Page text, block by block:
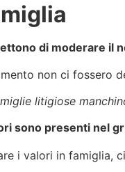
di moderare il
non ci fossero
litigiose
sono presenti nel
i valori in